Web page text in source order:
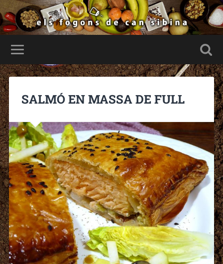
SALMÓ EN MASSA DE FULL